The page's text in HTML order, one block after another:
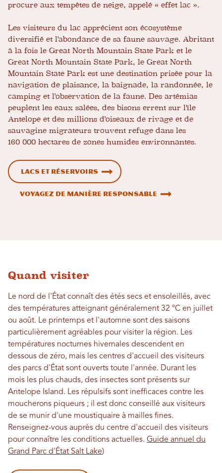
procure aux tempêtes de neige, appelé « effet lac ».
Les visiteurs du lac apprécient son écosystème
diversifié et l'abondance de sa faune sauvage. Abritant
à la fois le Great North Mountain State Park et le
Great North Mountain State Park, le Great North
Mountain State Park est une destination prisée pour la
navigation de plaisance, la baignade, la randonnée, le
camping et l'observation de la faune. Des artémias
peuplent les eaux salées, des bisons errent sur l'île
Antelope et des millions d'oiseaux de rivage et de
sauvagine migrateurs trouvent refuge dans les
160 000 hectares de zones humides environnantes.
Lacs et réservoirs
Voyagez de manière responsable
Quand visiter
Le nord de l'État connaît des étés secs et ensoleillés, avec
des températures atteignant généralement 32 °C en juillet
ou août. Le printemps et l'automne sont des saisons
particulièrement agréables pour visiter la région. Les
températures nocturnes hivernales descendent en
dessous de zéro, mais les centres d'accueil des visiteurs
des parcs d'État sont ouverts toute l'année. Durant les
mois les plus chauds, des insectes sont présents sur
Antelope Island. Les répulsifs sont inefficaces contre les
moucherons piqueurs ; il est donc conseillé aux visiteurs
de se munir d'une moustiquaire à mailles fines.
Renseignez-vous auprès du centre d'accueil des visiteurs
pour connaître les conditions actuelles. Guide annuel du
Grand Parc d'État Salt Lake)